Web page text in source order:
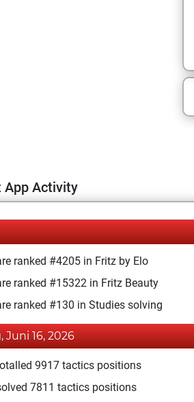
App Activity
ranked #4205 in Fritz by Elo
ranked #15322 in Fritz Beauty
ranked #130 in Studies solving
Juni 16, 2026
9917 tactics positions
7811 tactics positions